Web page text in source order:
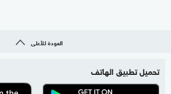
العودة للأعلى
تحميل تطبيق الهاتف